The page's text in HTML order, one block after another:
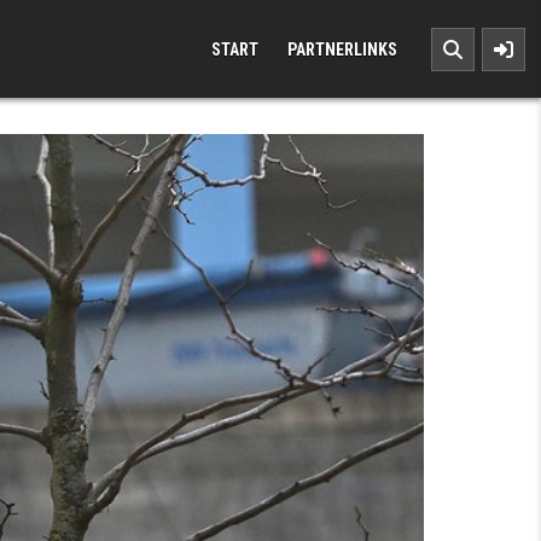
START PARTNERLINKS